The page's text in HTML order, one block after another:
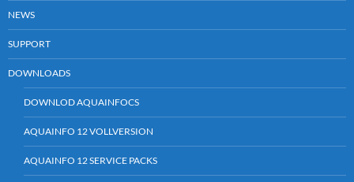
NEWS
SUPPORT
DOWNLOADS
DOWNLOD AQUAINFOCS
AQUAINFO 12 VOLLVERSION
AQUAINFO 12 SERVICE PACKS